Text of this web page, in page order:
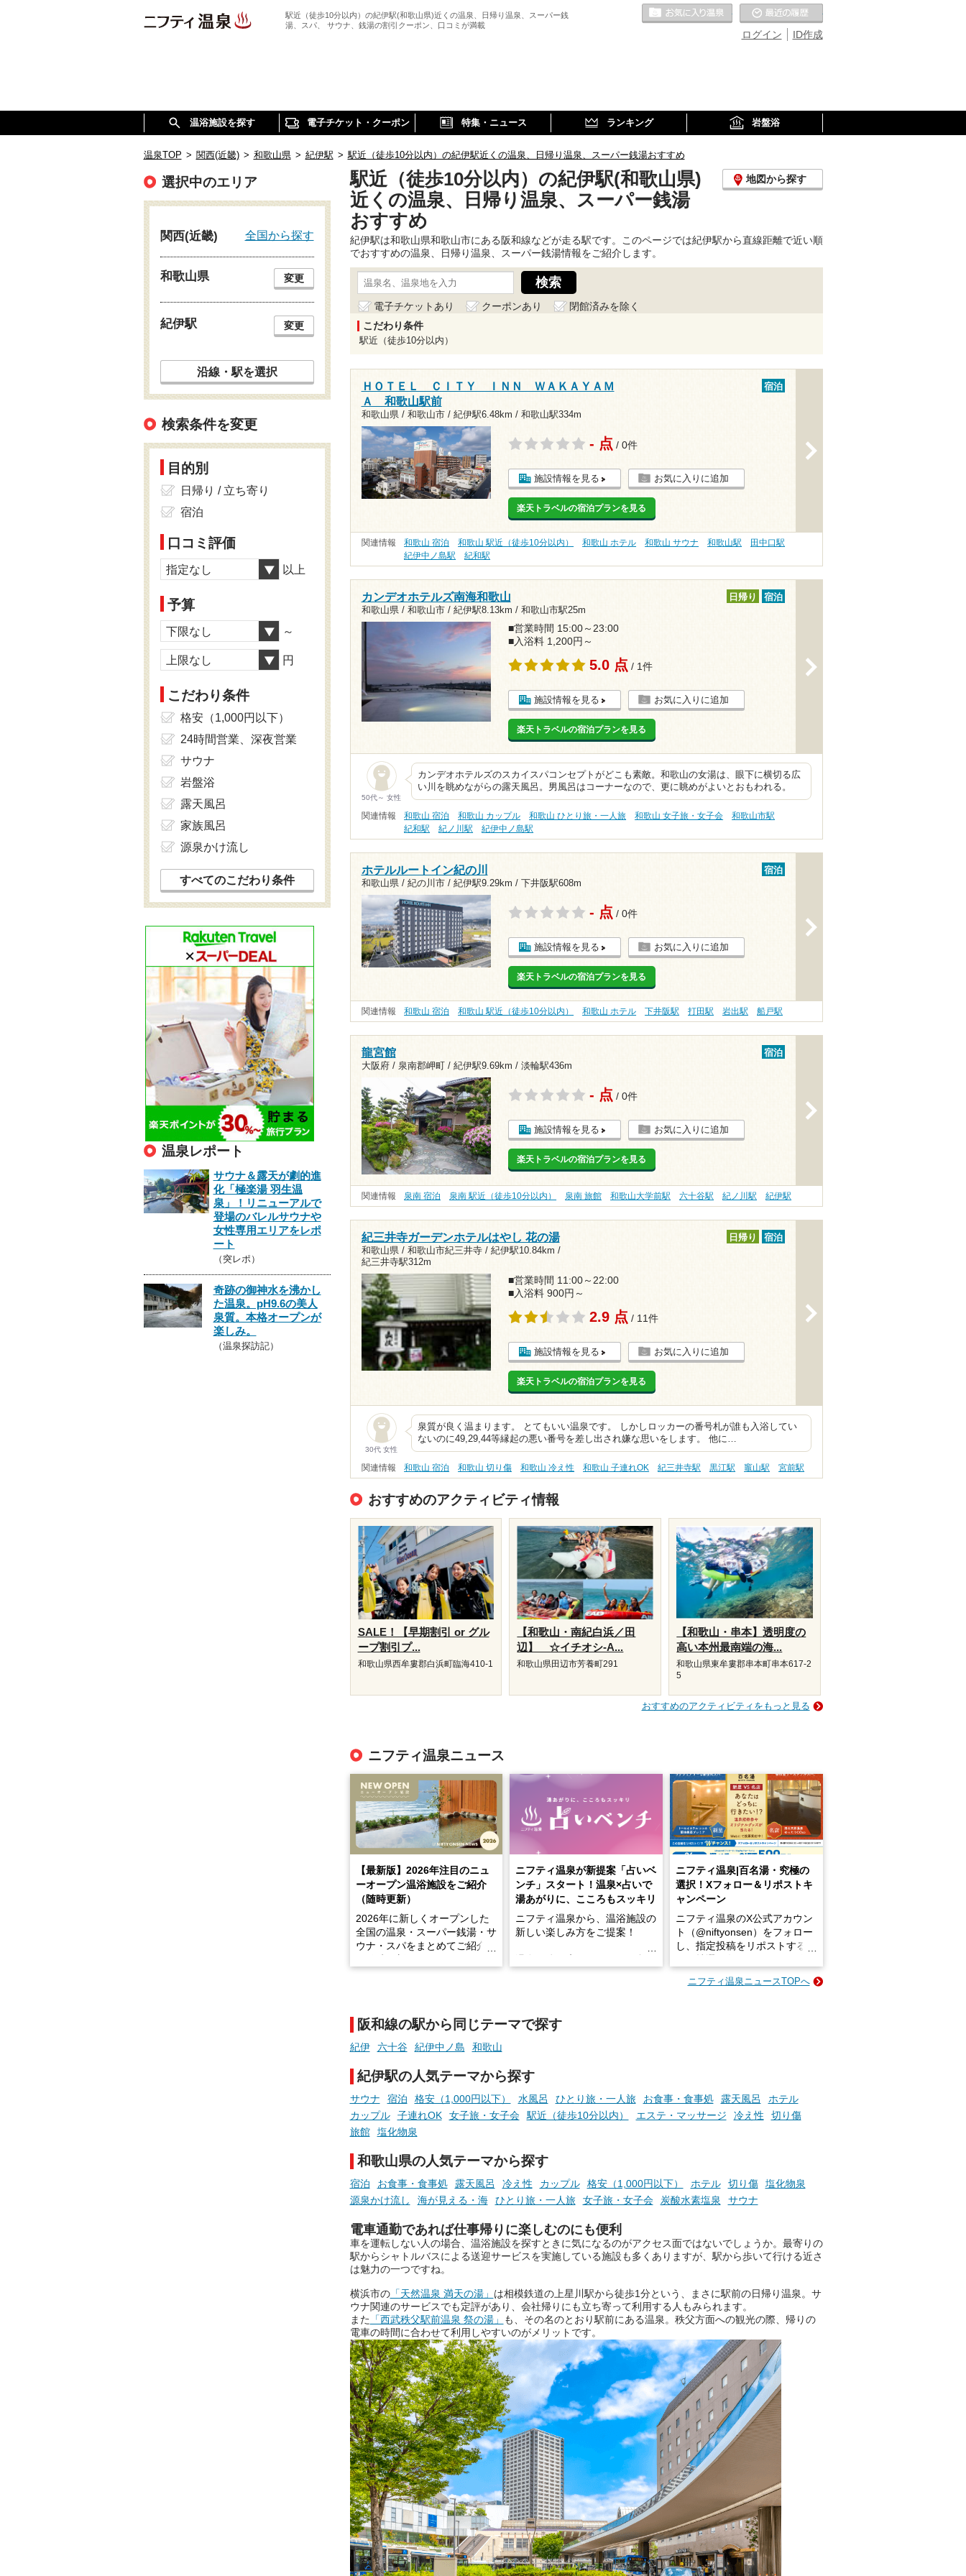
駅近（徒歩10分以内）の紀伊駅(和歌山県)近くの温泉、日帰り温泉、スーパー銭
湯、スパ、 サウナ、銭湯の割引クーポン、口コミが満載
ID作成
ログイン
お気に入りの温泉
温浴施設を探す 電子チケット・クーポン 特集・ニュース ランキング 岩盤浴
温泉TOP > 関西(近畿) > 和歌山県 > 紀伊駅 > 駅近（徒歩10分以内）の紀伊駅近くの温泉、日帰り温泉、スーパー銭湯おすすめ
駅近（徒歩10分以内）の紀伊駅(和歌山県)
近くの温泉、日帰り温泉、スーパー銭湯
おすすめ
地図から探す
紀伊駅は和歌山県和歌山市にある阪和線などが走る駅です。このページでは紀伊駅から直線距離で近い順
でおすすめの温泉、日帰り温泉、スーパー銭湯情報をご紹介します。
電子チケットあり クーポンあり
閉館済みを除く
こだわり条件
駅近（徒歩10分以内）
ＨＯＴＥＬ ＣＩＴＹ ＩＮＮ ＷＡＫＡＹＡＭ
Ａ 和歌山駅前
和歌山県 / 和歌山市 / 紀伊駅6.48km / 和歌山駅334m
宿泊
- 点 / 0件
施設情報を見る お気に入りに追加
楽天トラベルの宿泊プランを見る
関連情報 和歌山 宿泊 和歌山 駅近（徒歩10分以内） 和歌山 ホテル 和歌山 サウナ 和歌山駅
田中口駅
紀伊中ノ島駅
紀和駅
カンデオホテルズ南海和歌山
和歌山県 / 和歌山市 / 紀伊駅8.13km / 和歌山市駅25m
日帰り 宿泊
■営業時間 15:00～23:00
■入浴料 1,200円～
5.0 点 / 1件
施設情報を見る お気に入りに追加
楽天トラベルの宿泊プランを見る
50代～ 女性
カンデオホテルズのスカイスパコンセプトがどこも素敵。和歌山の女湯は、眼下に横切る広
い川を眺めながらの露天風呂。男風呂はコーナーなので、更に眺めがよいとおもわれる。
関連情報 和歌山 宿泊 和歌山 カップル 和歌山 ひとり旅・一人旅 和歌山 女子旅・女子会
和歌山市駅
紀和駅
紀ノ川駅 紀伊中ノ島駅
ホテルルートイン紀の川
和歌山県 / 紀の川市 / 紀伊駅9.29km / 下井阪駅608m
宿泊
- 点 / 0件
施設情報を見る お気に入りに追加
楽天トラベルの宿泊プランを見る
関連情報 和歌山 宿泊 和歌山 駅近（徒歩10分以内） 和歌山 ホテル 下井阪駅 打田駅 岩出駅 船戸駅
龍宮館
大阪府 / 泉南郡岬町 / 紀伊駅9.69km / 淡輪駅436m
宿泊
- 点 / 0件
施設情報を見る お気に入りに追加
楽天トラベルの宿泊プランを見る
関連情報 泉南 宿泊 泉南 駅近（徒歩10分以内） 泉南 旅館 和歌山大学前駅 六十谷駅 紀ノ川駅 紀伊駅
紀三井寺ガーデンホテルはやし 花の湯
和歌山県 / 和歌山市紀三井寺 / 紀伊駅10.84km /
紀三井寺駅312m
日帰り 宿泊
■営業時間 11:00～22:00
■入浴料 900円～
2.9 点 / 11件
施設情報を見る お気に入りに追加
楽天トラベルの宿泊プランを見る
30代 女性
泉質が良く温まります。 とてもいい温泉です。 しかしロッカーの番号札が誰も入浴してい
ないのに49,29,44等縁起の悪い番号を差し出され嫌な思いをします。 他に…
関連情報 和歌山 宿泊 和歌山 切り傷 和歌山 冷え性 和歌山 子連れOK 紀三井寺駅 黒江駅 竈山駅 宮前駅
おすすめのアクティビティ情報
SALE！【早期割引 or グル
ープ割引プ...
和歌山県西牟婁郡白浜町臨海410-1
【和歌山・南紀白浜／田
辺】 ☆イチオシ-A...
和歌山県田辺市芳養町291
【和歌山・串本】透明度の
高い本州最南端の海...
和歌山県東牟婁郡串本町串本617-2
5
おすすめのアクティビティをもっと見る
ニフティ温泉ニュース
【最新版】2026年注目のニュ
ーオープン温浴施設をご紹介
（随時更新）
2026年に新しくオープンした
全国の温泉・スーパー銭湯・サ
ウナ・スパをまとめてご紹介！
います。
現地取材記事もあわせて紹介し
ていますので、気になる施設は
ぜひチェックして次のおでかけ
先の参考にしてみてください
ね。
ニフティ温泉が新提案「占いベ
ンチ」スタート！温泉×占いで
湯あがりに、こころもスッキリ
ニフティ温泉から、温浴施設の
新しい楽しみ方をご提案！
手相やタロットなど気軽に楽し
ニフティ温泉|百名湯・究極の
選択！Xフォロー＆リポストキ
ャンペーン
ニフティ温泉のX公式アカウン
ト（@niftyonsen）をフォロー
し、指定投稿をリポストする
GIFT500円分をプレゼントい
ニフティ温泉ニュースTOPへ
阪和線の駅から同じテーマで探す
紀伊 六十谷 紀伊中ノ島 和歌山
紀伊駅の人気テーマから探す
サウナ 宿泊 格安（1,000円以下） 水風呂 ひとり旅・一人旅 お食事・食事処 露天風呂
ホテル
カップル
子連れOK 女子旅・女子会 駅近（徒歩10分以内） エステ・マッサージ 冷え性
切り傷
旅館
塩化物泉
和歌山県の人気テーマから探す
宿泊 お食事・食事処 露天風呂 冷え性 カップル 格安（1,000円以下） ホテル 切り傷
塩化物泉
源泉かけ流し
海が見える・海 ひとり旅・一人旅 女子旅・女子会 炭酸水素塩泉 サウナ
電車通勤であれば仕事帰りに楽しむのにも便利
車を運転しない人の場合、温浴施設を探すときに気になるのがアクセス面ではないでしょうか。最寄りの
駅からシャトルバスによる送迎サービスを実施している施設も多くありますが、駅から歩いて行ける近さ
は魅力の一つですね。
横浜市の「天然温泉 満天の湯」 は相模鉄道の上星川駅から徒歩1分という、まさに駅前の日帰り温泉。サ
ウナ関連のサービスでも定評があり、会社帰りにも立ち寄って利用する人もみられます。
また 「西武秩父駅前温泉 祭の湯」
も、その名のとおり駅前にある温泉。秩父方面への観光の際、帰りの
電車の時間に合わせて利用しやすいのがメリットです。
選択中のエリア
関西(近畿) 全国から探す
和歌山県 変更
紀伊駅 変更
沿線・駅を選択
検索条件を変更
目的別
日帰り / 立ち寄り
宿泊
口コミ評価
指定なし 以上
予算
下限なし ～
上限なし 円
こだわり条件
格安（1,000円以下）
24時間営業、深夜営業
サウナ
岩盤浴
露天風呂
家族風呂
源泉かけ流し
すべてのこだわり条件
温泉レポート
サウナ＆露天が劇的進
化「極楽湯 羽生温
泉」！リニューアルで
登場のバレルサウナや
女性専用エリアをレポ
ート
（突レポ）
奇跡の御神水を沸かし
た温泉。pH9.6の美人
泉質。本格オープンが
楽しみ。
（温泉探訪記）